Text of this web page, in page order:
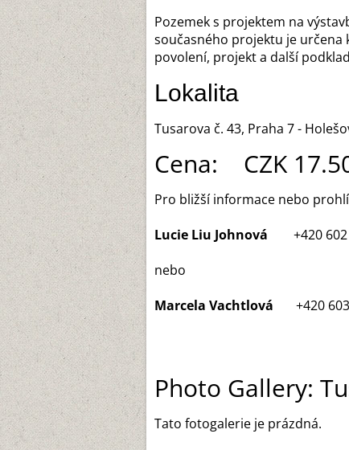
Pozemek s projektem na
současného projektu je
povolení, projekt a další
Lokalita
Tusarova č. 43, Praha 7 -
Cena: CZK
Pro bližší informace nebo
Lucie Liu Johnová
+420 602
nebo
Marcela Vachtlová
+420
Photo Gallery:
Tato fotogalerie je prázdná.